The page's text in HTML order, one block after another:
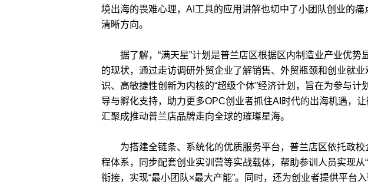
境出海的畏难心理，AI工具的应用讲解也切中了小团队创业的
清晰方向。
据了解，“满天星”计划是普兰店区根据区内制造业产业优势
的现状，通过走访调研外贸企业了解销售、外贸瓶颈和创业就
识、高敏捷性创新为内核的“超级个体”经济计划，旨在为参与计
导与孵化支持，助力更多OPC创业者抓住AI时代的出海机遇，让
汇聚成推动普兰店品牌走向全球的璀璨星海。
为搭建全链条、系统化的优质服务平台，普兰店区依托政校
程体系，同步配套创业实训营等实战载体，帮助参训人员实现从
衔接，实现“最小团队×最大产能”。同时，还为创业者提供平台